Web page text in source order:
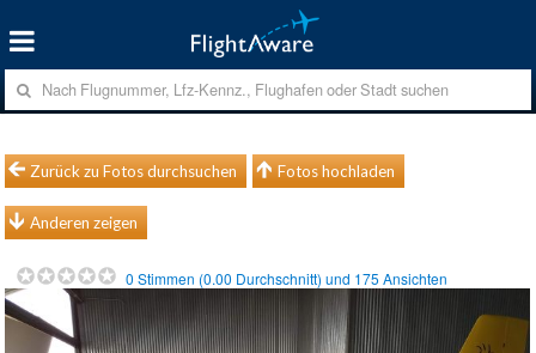
Zurück zu Fotos durchsuchen Fotos hochladen
Anderen zeigen
0 Stimmen (0.00 Durchschnitt) und 175 Ansichten